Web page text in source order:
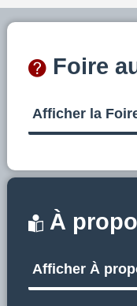
Foire
Afficher la
À
Afficher À